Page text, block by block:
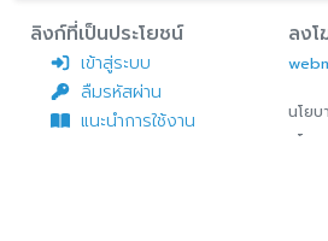
ลิงก์ที่เป็นประโยชน์
เข้าสู่ระบบ
ลืมรหัสผ่าน
แนะนำการใช้งาน
ลง
นโย
นโย